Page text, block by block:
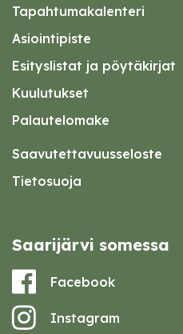
Tapahtumakalenteri
Asiointipiste
Esityslistat ja pöytäkirjat
Kuulutukset
Palautelomake
Saavutettavuusseloste
Tietosuoja
Saarijärvi somessa
Facebook
Instagram